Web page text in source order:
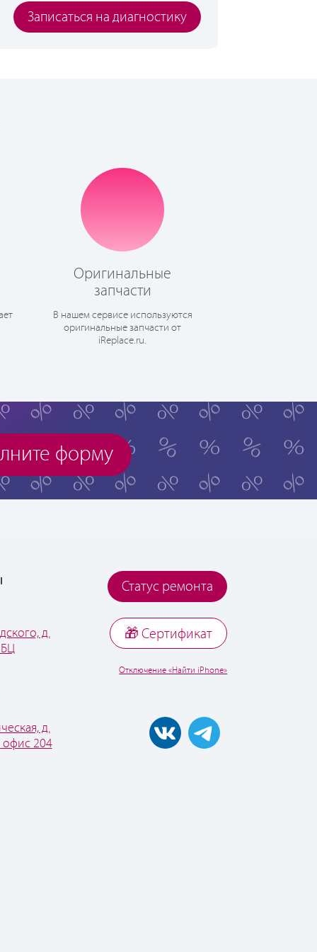
Записаться на диагностику
Оригинальные
запчасти
В нашем сервисе используются
оригинальные запчасти от
iReplace.ru.
форму
д.
д.
офис 204
Статус ремонта
🎁 Cертификат
Отключение «Найти iPhone»